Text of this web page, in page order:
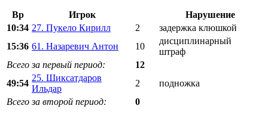
Вр Игрок
Нарушение
10:34 27. Пукело Кирилл 2
задержка клюшкой
15:36 61. Назаревич Антон 10
дисциплинарный
штраф
Всего за первый период:
12
49:54
25. Шиксатдаров
Ильдар
2
подножка
Всего за второй период:
0